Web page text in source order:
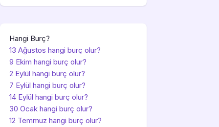
Hangi Burç?
13 Ağustos hangi burç olur?
9 Ekim hangi burç olur?
2 Eylül hangi burç olur?
7 Eylül hangi burç olur?
14 Eylül hangi burç olur?
30 Ocak hangi burç olur?
12 Temmuz hangi burç olur?